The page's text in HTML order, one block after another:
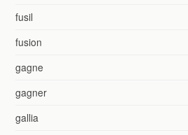
fusil
fusion
gagne
gagner
gallia